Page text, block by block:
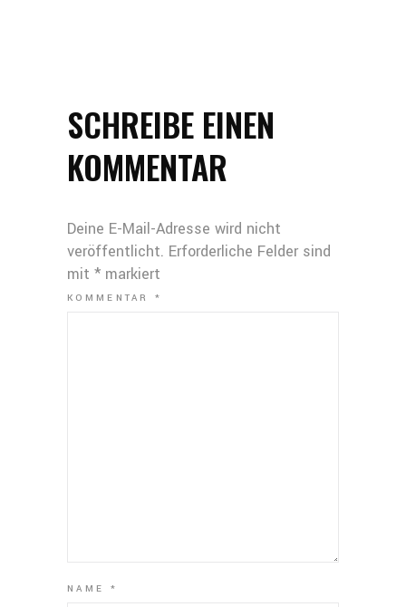
SCHREIBE EINEN
KOMMENTAR
Deine E-Mail-Adresse wird nicht
veröffentlicht. Erforderliche Felder sind
mit * markiert
KOMMENTAR*
NAME *